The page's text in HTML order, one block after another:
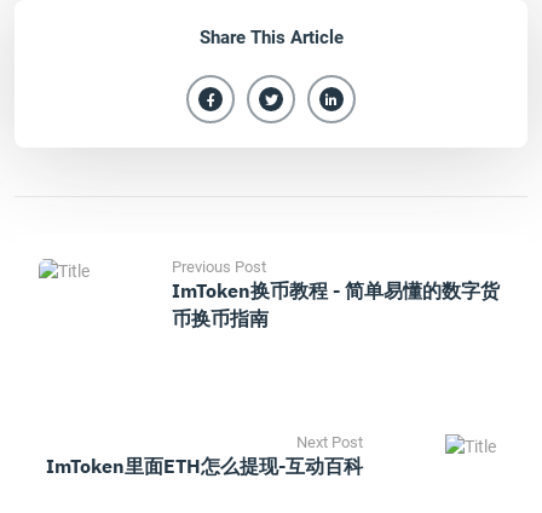
Share This Article
Previous Post
ImToken换币教程 - 简单易懂的数字货
币换币指南
Next Post
ImToken里面ETH怎么提现-互动百科